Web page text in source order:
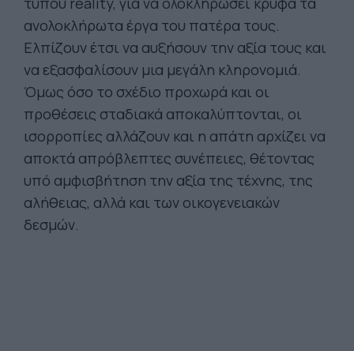
ανολοκλήρωτα έργα του πατέρα τους.
Ελπίζουν έτσι να αυξήσουν την αξία τους και
να εξασφαλίσουν μια μεγάλη κληρονομιά.
Όμως όσο το σχέδιο προχωρά και οι
προθέσεις σταδιακά αποκαλύπτονται, οι
ισορροπίες αλλάζουν και η απάτη αρχίζει να
αποκτά απρόβλεπτες συνέπειες, θέτοντας
υπό αμφισβήτηση την αξία της τέχνης, της
αλήθειας, αλλά και των οικογενειακών
δεσμών.